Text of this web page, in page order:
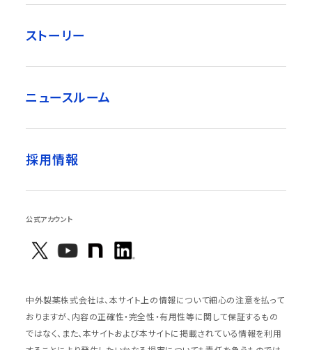
ストーリー
ニュースルーム
採用情報
公式アカウント
中外製薬株式会社は、本サイト上の情報について細心の注意を払って
おりますが、内容の正確性・完全性・有用性等に関して保証するもの
ではなく、また、本サイトおよび本サイトに掲載されている情報を利用